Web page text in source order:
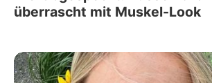
überrascht mit Muskel-Look